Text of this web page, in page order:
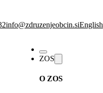
info@zdruzenjeobcin.siEnglish
ZOS
O ZOS